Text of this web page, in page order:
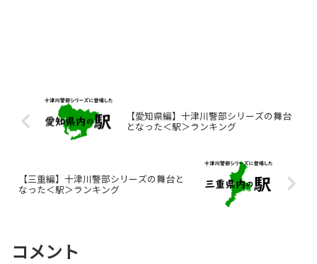
【愛知県編】十津川警部シリーズの舞台
となった＜駅＞ランキング
【三重編】十津川警部シリーズの舞台と
なった＜駅＞ランキング
コメント